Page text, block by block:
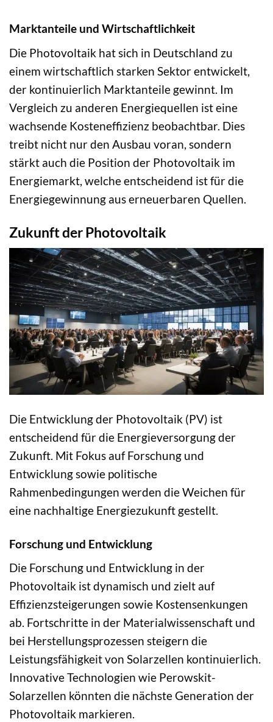
Marktanteile und Wirtschaftlichkeit
Die Photovoltaik hat sich in Deutschland zu
einem wirtschaftlich starken Sektor entwickelt,
der kontinuierlich Marktanteile gewinnt. Im
Vergleich zu anderen Energiequellen ist eine
wachsende Kosteneffizienz beobachtbar. Dies
treibt nicht nur den Ausbau voran, sondern
stärkt auch die Position der Photovoltaik im
Energiemarkt, welche entscheidend ist für die
Energiegewinnung aus erneuerbaren Quellen.
Zukunft der Photovoltaik
Die Entwicklung der Photovoltaik (PV) ist
entscheidend für die Energieversorgung der
Zukunft. Mit Fokus auf Forschung und
Entwicklung sowie politische
Rahmenbedingungen werden die Weichen für
eine nachhaltige Energiezukunft gestellt.
Forschung und Entwicklung
Die Forschung und Entwicklung in der
Photovoltaik ist dynamisch und zielt auf
Effizienzsteigerungen sowie Kostensenkungen
ab. Fortschritte in der Materialwissenschaft und
bei Herstellungsprozessen steigern die
Leistungsfähigkeit von Solarzellen kontinuierlich.
Innovative Technologien wie Perowskit-
Solarzellen könnten die nächste Generation der
Photovoltaik markieren.